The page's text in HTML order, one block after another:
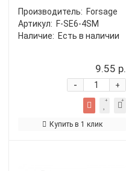
Производитель: Forsage
Артикул: F-SE6-4SM
Наличие: Есть в наличии
9.55 р.
+
-
Купить в 1 клик